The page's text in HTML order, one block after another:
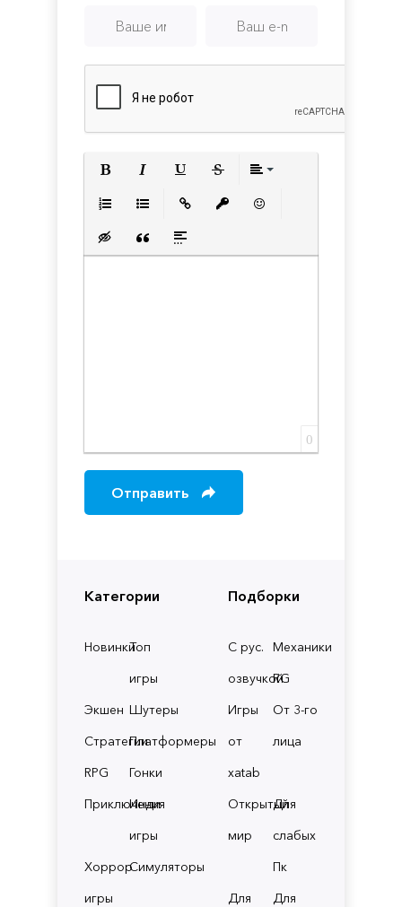
Категории
НовинкиТоп
игры
Экшен Шутеры
СтратегииПлатформеры
RPG
Гонки
Приключения
Инди
игры
Хоррор
игры
Симуляторы
Подборки
С рус.
озвучкой
Механики
RG
Игры
от
xatab
От 3-го
лица
Открытый
мир
Для
слабых
Пк
Для
Для
Вставка скрытого текста
Вставка цитаты
Вставка спойлера
0
Отправить